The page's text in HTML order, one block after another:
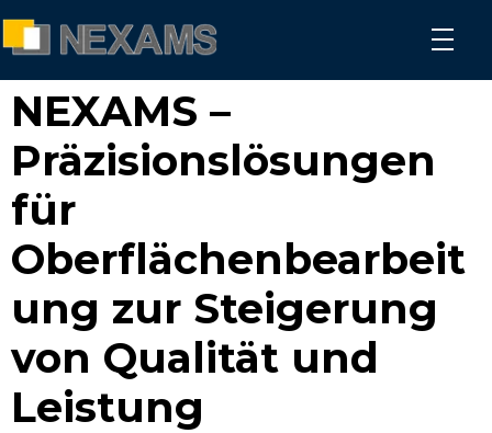
NEXAMS
Manufacturing Solutions
NEXAMS –
Präzisionslösungen
für
Oberflächenbearbeit
ung zur Steigerung
von Qualität und
Leistung